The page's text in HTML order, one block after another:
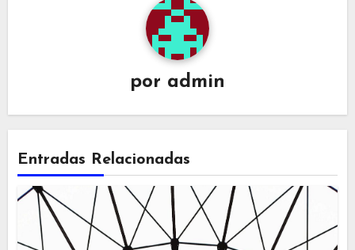
por admin
Entradas Relacionadas